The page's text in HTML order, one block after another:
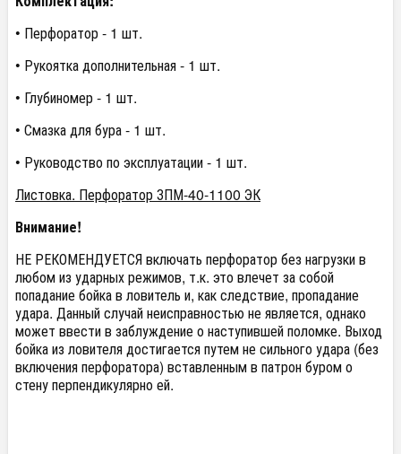
• Перфоратор - 1 шт.
• Рукоятка дополнительная - 1 шт.
• Глубиномер - 1 шт.
• Смазка для бура - 1 шт.
• Руководство по эксплуатации - 1 шт.
Листовка. Перфоратор ЗПМ-40-1100 ЭК
Внимание!
НЕ РЕКОМЕНДУЕТСЯ включать перфоратор без нагрузки в
любом из ударных режимов, т.к. это влечет за собой
попадание бойка в ловитель и, как следствие, пропадание
удара. Данный случай неисправностью не является, однако
может ввести в заблуждение о наступившей поломке. Выход
бойка из ловителя достигается путем не сильного удара (без
включения перфоратора) вставленным в патрон буром о
стену перпендикулярно ей.